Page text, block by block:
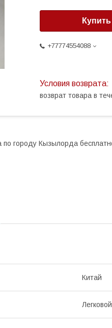
Купить
+77774554088
возврат товара в
по городу Кызылорда
Китай